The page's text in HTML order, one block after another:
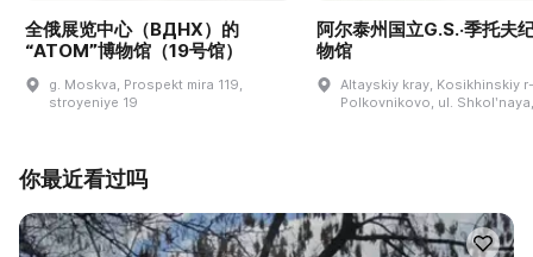
全俄展览中心（ВДНХ）的
“ATOM”博物馆（19号馆）
g. Moskva, Prospekt mira 119,
stroyeniye 19
阿尔泰州国立G.S.·季托夫
物馆
Altayskiy kray, Kosikhinskiy
Polkovnikovo, ul.
你最近看过吗